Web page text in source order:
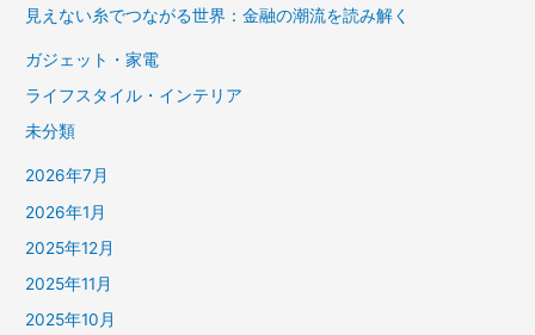
見えない糸でつながる世界：金融の潮流を読み解く
ガジェット・家電
ライフスタイル・インテリア
未分類
2026年7月
2026年1月
2025年12月
2025年11月
2025年10月